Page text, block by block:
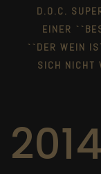
D.O.C.
EINER
``DER WEIN
SICH NICHT
2014